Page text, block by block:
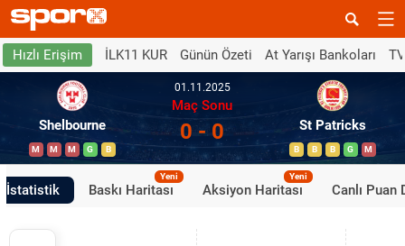
Hızlı Erişim İLK11 KUR Günün Özeti At Yarışı Bankoları
Shelbourne
M M M G B
01.11.2025
Maç Sonu
0 - 0 St Patricks
B B B G M
İstatistik Baskı Haritası
Yeni
Aksiyon Haritası
Yeni
Canlı Puan